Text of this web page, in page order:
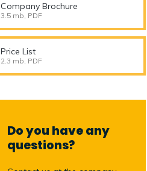
Company Brochure
3.5 mb, PDF
Price List
2.3 mb, PDF
Do you have any
questions?